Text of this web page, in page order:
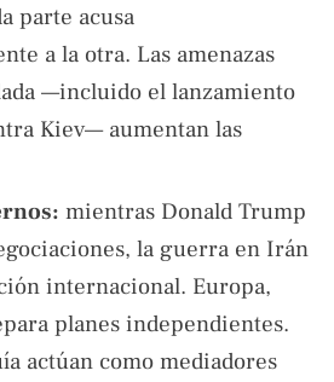
parte acusa
a la otra. Las amenazas
—incluido el lanzamiento
Kiev— aumentan las
mientras Donald Trump
la guerra en Irán
internacional. Europa,
planes independientes.
actúan como mediadores